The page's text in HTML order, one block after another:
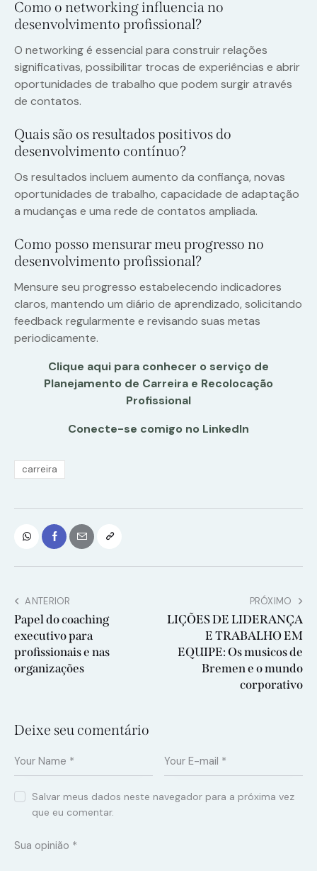
Como o networking influencia no
desenvolvimento profissional?
O networking é essencial para construir relações
significativas, possibilitar trocas de experiências e abrir
oportunidades de trabalho que podem surgir através
de contatos.
Quais são os resultados positivos do
desenvolvimento contínuo?
Os resultados incluem aumento da confiança, novas
oportunidades de trabalho, capacidade de adaptação
a mudanças e uma rede de contatos ampliada.
Como posso mensurar meu progresso no
desenvolvimento profissional?
Mensure seu progresso estabelecendo indicadores
claros, mantendo um diário de aprendizado, solicitando
feedback regularmente e revisando suas metas
periodicamente.
Clique aqui para conhecer o serviço de
Planejamento de Carreira e Recolocação
Profissional
Conecte-se comigo no LinkedIn
carreira
ANTERIOR
Papel do coaching
executivo para
profissionais e nas
organizações
PRÓXIMO
LIÇÕES DE LIDERANÇA
E TRABALHO EM
EQUIPE: Os musicos de
Bremen e o mundo
corporativo
Deixe seu comentário
Salvar meus dados neste navegador para a próxima vez
que eu comentar.